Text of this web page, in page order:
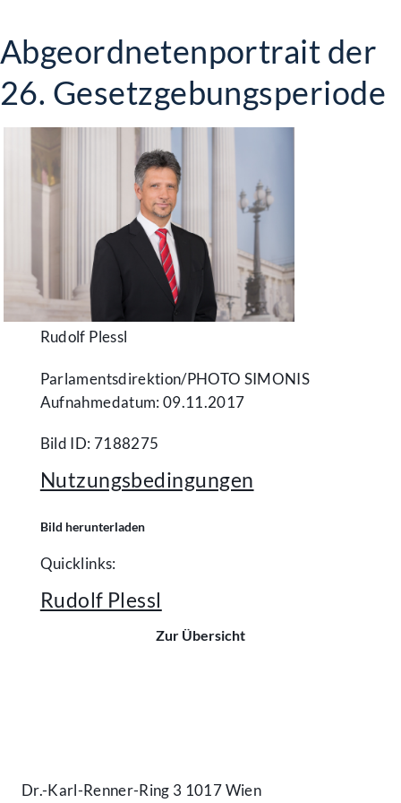
Abgeordnetenportrait der
26. Gesetzgebungsperiode
Rudolf Plessl
Parlamentsdirektion/​PHOTO SIMONIS
Aufnahmedatum: 09.11.2017
Bild ID: 7188275
Nutzungsbedingungen
Bild herunterladen
Quicklinks:
Rudolf Plessl
Zur Übersicht
Dr.-Karl-Renner-Ring 3 1017 Wien